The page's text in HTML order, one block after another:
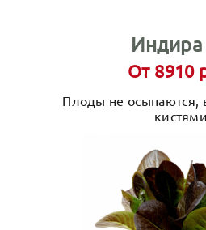
Индира
От 8910
Плоды не осыпаются,
кистями